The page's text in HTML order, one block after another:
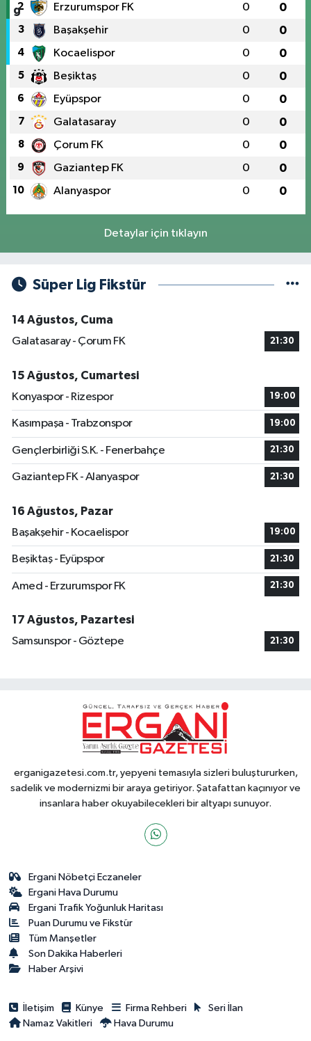
2 Erzurumspor FK 0 0
3 Başakşehir 0 0
4 Kocaelispor 0 0
5 Beşiktaş 0 0
6 Eyüpspor 0 0
7 Galatasaray 0 0
8 Çorum FK 0 0
9 Gaziantep FK 0 0
10 Alanyaspor 0 0
Detaylar için tıklayın
Süper Lig Fikstür
14 Ağustos, Cuma
Galatasaray - Çorum FK
21:30
15 Ağustos, Cumartesi
Konyaspor - Rizespor
19:00
Kasımpaşa - Trabzonspor 19:00
Gençlerbirliği S.K. - Fenerbahçe 21:30
Gaziantep FK - Alanyaspor 21:30
16 Ağustos, Pazar
Başakşehir - Kocaelispor
19:00
Beşiktaş - Eyüpspor 21:30
Amed - Erzurumspor FK 21:30
17 Ağustos, Pazartesi
Samsunspor - Göztepe
21:30
erganigazetesi.com.tr, yepyeni temasıyla sizleri buluştururken,
sadelik ve modernizmi bir araya getiriyor. Şatafattan kaçınıyor ve
insanlara haber okuyabilecekleri bir altyapı sunuyor.
Ergani Nöbetçi Eczaneler
Ergani Hava Durumu
Ergani Trafik Yoğunluk Haritası
Puan Durumu ve Fikstür
Tüm Manşetler
Son Dakika Haberleri
Haber Arşivi
İletişim Künye Firma Rehberi
Seri İlan
Namaz Vakitleri
Hava Durumu